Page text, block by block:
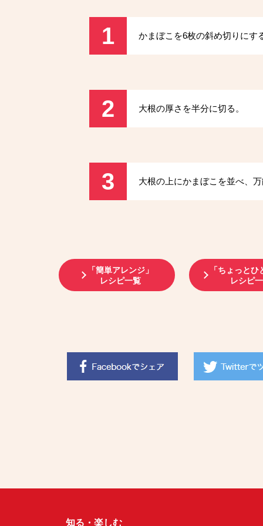
1 かまぼこを6枚の斜め切りにす
2 大根の厚さを半分に切る。
3 大根の上にかまぼこを並べ、
「簡単アレンジ」
レシピ一覧
「ちょっとひ
レシピ
知る・楽しむ